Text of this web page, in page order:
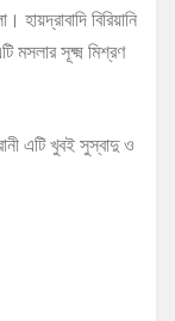
বিরিয়ানি
মসলার সূক্ষ্ম মিশ্রণ
এটি খুবই সুস্বাদু ও